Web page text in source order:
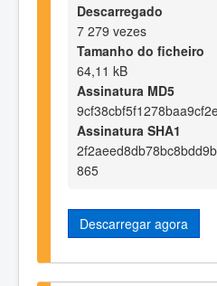
Descarregado
7 279 vezes
Tamanho do ficheiro
64,11 kB
Assinatura MD5
Assinatura SHA1
865
Descarregar agora